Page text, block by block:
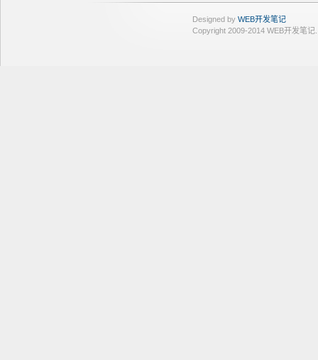
Designed by WEB开发笔记
Copyright 2009-2014 WEB开发笔